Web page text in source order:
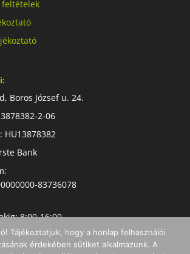
feltételek
Boros József u. 24.
2-06
HU13878382
Bank
83736078
8:00-16:00
Tájékoztatjuk, hogy a honlap felhasználói
érdekében sütiket alkalmazunk. A